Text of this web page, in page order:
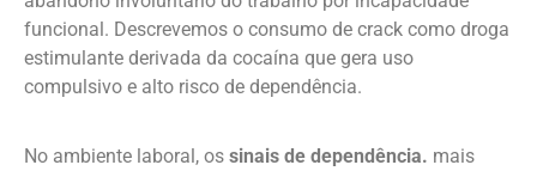
funcional. Descrevemos o consumo de crack como droga
estimulante derivada da cocaína que gera uso
compulsivo e alto risco de dependência.
No ambiente laboral, os sinais de dependência. mais